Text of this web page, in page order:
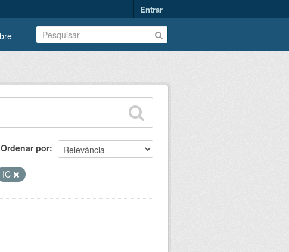
Entrar
Ordenar por
IC